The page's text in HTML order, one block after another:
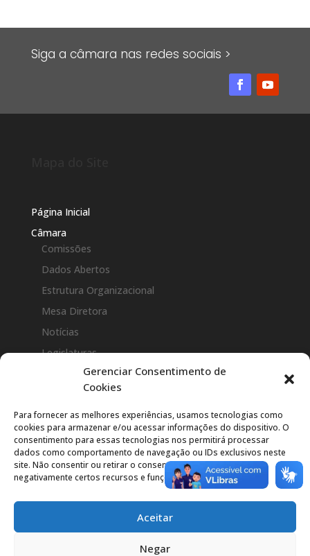
Gerenciar Consentimento de
Cookies
Para fornecer as melhores experiências, usamos tecnologias como
cookies para armazenar e/ou acessar informações do dispositivo. O
consentimento para essas tecnologias nos permitirá processar
dados como comportamento de navegação ou IDs exclusivos neste
site. Não consentir ou retirar o consentimento pode afetar
negativamente certos recursos e funções.
Aceitar
Negar
c
e
o
it
te
ai
l
at
s
p
Siga a câmara nas redes sociais >
Página Inicial
Câmara
Comissões
Dados Abertos
Estrutura Organizacional
Mesa Diretora
Notícias
Legislaturas
Perguntas Frequentes(FAQ)
Vereadores
Legislação
Atos da Presidência
Constituição Estadual
Constituição Federal